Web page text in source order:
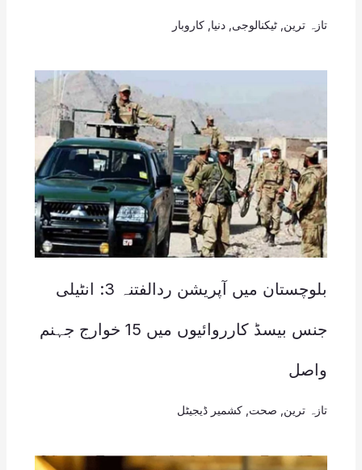
تازہ ترین ٹیکنالوجی دنیا کاروبار
بلوچستان میں آپریشن ردالفتنہ 3: انٹیلی
جنس بیسڈ کارروائیوں میں 15 خوارج جہنم
واصل
تازہ ترین صحت کشمیر ڈیجیٹل